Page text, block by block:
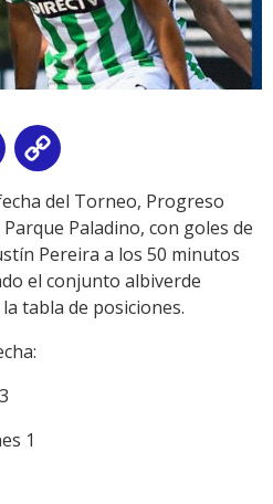
Email
Link
del Torneo, Progreso
Paladino, con goles de
Pereira a los 50 minutos
el conjunto albiverde
tabla de posiciones.
1